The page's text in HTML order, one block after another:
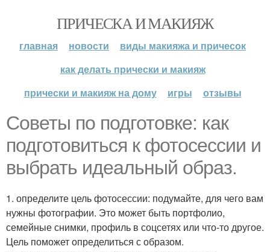
ПРИЧЕСКА И МАКИЯЖ
главная новости
виды макияжа и причесок
как делать прически и макияж
прически и макияж на дому
игры отзывы
Советы по подготовке: как
подготовиться к фотосессии и
выбрать идеальный образ.
1. определите цель фотосессии: подумайте, для чего вам
нужны фотографии. Это может быть портфолио,
семейные снимки, профиль в соцсетях или что-то другое.
Цель поможет определиться с образом.